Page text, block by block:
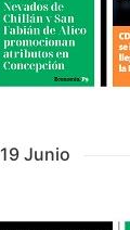
19 Junio